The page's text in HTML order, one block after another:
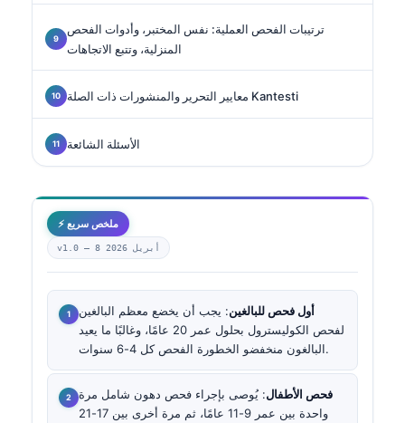
ترتيبات الفحص العملية: نفس المختبر، وأدوات الفحص
المنزلية، وتتبع الاتجاهات
معايير التحرير والمنشورات ذات الصلة Kantesti
الأسئلة الشائعة
⚡ ملخص سريع
v1.0 — 8 أبريل 2026
أول فحص للبالغين: يجب أن يخضع معظم البالغين
لفحص الكوليسترول بحلول عمر 20 عامًا، وغالبًا ما يعيد
البالغون منخفضو الخطورة الفحص كل 4-6 سنوات.
فحص الأطفال: يُوصى بإجراء فحص دهون شامل مرة
واحدة بين عمر 9-11 عامًا، ثم مرة أخرى بين 17-21